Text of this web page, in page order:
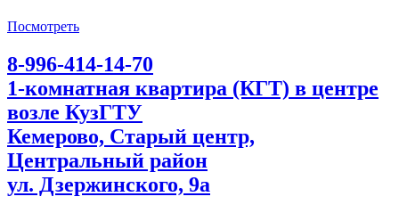
Посмотреть
8-996-414-14-70
1-комнатная квартира (КГТ) в центре
возле КузГТУ
Кемерово, Старый центр,
Центральный район
ул. Дзержинского, 9а